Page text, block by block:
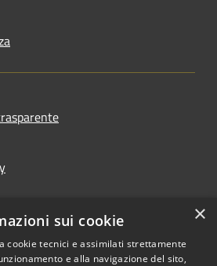
×
sui cookie
cookie tecnici e assimilati strettamente
e alla navigazione del sito,